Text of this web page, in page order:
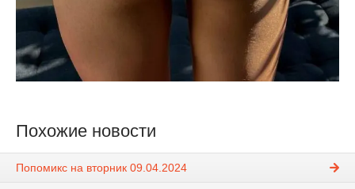
Похожие новости
Попомикс на вторник 09.04.2024